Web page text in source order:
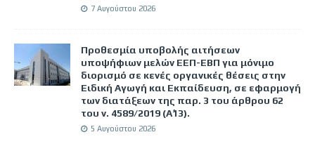
7 Αυγούστου 2026
Προθεσμία υποβολής αιτήσεων
υποψήφιων μελών ΕΕΠ-ΕΒΠ για μόνιμο
διορισμό σε κενές οργανικές θέσεις στην
Ειδική Αγωγή και Εκπαίδευση, σε εφαρμογή
των διατάξεων της παρ. 3 του άρθρου 62
του ν. 4589/2019 (Α΄13).
5 Αυγούστου 2026